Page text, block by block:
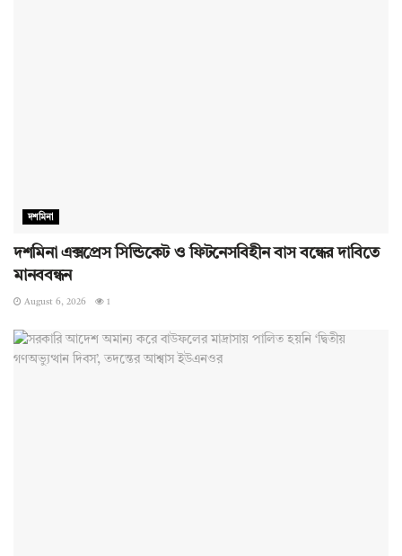
দশমিনা
দশমিনা এক্সপ্রেস সিন্ডিকেট ও ফিটনেসবিহীন বাস বন্ধের দাবিতে
মানববন্ধন
August 6, 2026 1